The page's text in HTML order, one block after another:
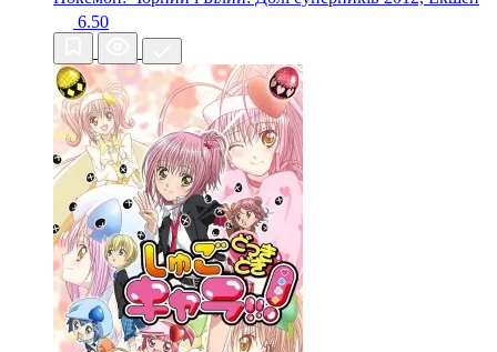
6.50